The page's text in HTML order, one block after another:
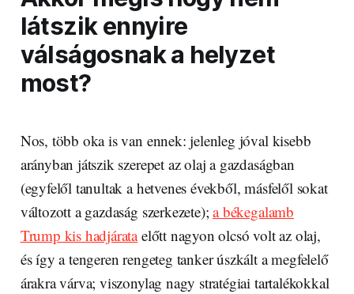
látszik ennyire
válságosnak a helyzet
most?
Nos, több oka is van ennek: jelenleg jóval kisebb
arányban játszik szerepet az olaj a gazdaságban
(egyfelől tanultak a hetvenes évekből, másfelől sokat
változott a gazdaság szerkezete);a békegalamb
Trump kis hadjárataelőtt nagyon olcsó volt az olaj,
és így a tengeren rengeteg tanker úszkált a megfelelő
árakra várva; viszonylag nagy stratégiai tartalékokkal